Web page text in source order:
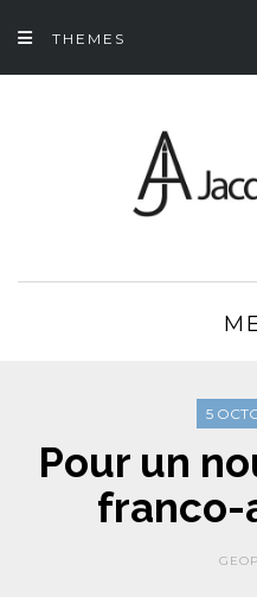
THEMES
5
Pour un
franco-